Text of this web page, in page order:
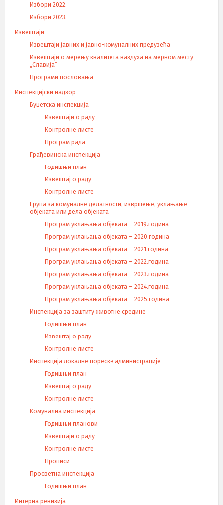
Избори 2022.
Избори 2023.
Извештаји
Извештаји јавних и јавно-комуналних предузећа
Извештаји о мерењу квалитета ваздуха на мерном месту
„Славија“
Програми пословања
Инспекцијски надзор
Буџетска инспекција
Извештаји о раду
Контролне листе
Програм рада
Грађевинска инспекција
Годишњи план
Извештај о раду
Контролне листе
Група за комуналне делатности, извршење, уклањање
објеката или дела објеката
Програм уклањања објеката – 2019.година
Програм уклањања објеката – 2020.година
Програм уклањања објеката – 2021.година
Програм уклањања објеката – 2022.година
Програм уклањања објеката – 2023.година
Програм уклањања објеката – 2024.година
Програм уклањања објеката – 2025.година
Инспекција за заштиту животне средине
Годишњи план
Извештај о раду
Контролне листе
Инспекција локалне пореске администрације
Годишњи план
Извештај о раду
Контролне листе
Комунална инспекција
Годишњи планови
Извештаји о раду
Контролне листе
Прописи
Просветна инспекција
Годишњи план
Интерна ревизија